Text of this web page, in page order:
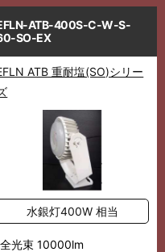
ATB-400S-C-W-S-
SO-EX
ATB 重耐塩(SO)シリー
水銀灯400W 相当
全光束 10000lm